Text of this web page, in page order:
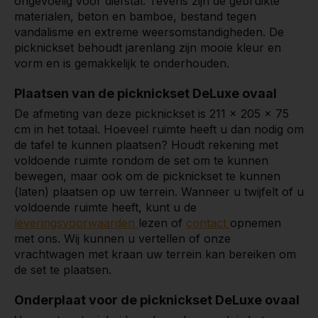
materialen, beton en bamboe, bestand tegen
vandalisme en extreme weersomstandigheden. De
picknickset behoudt jarenlang zijn mooie kleur en
vorm en is gemakkelijk te onderhouden.
Plaatsen van de picknickset DeLuxe ovaal
De afmeting van deze picknickset is 211 x 205 x 75
cm in het totaal. Hoeveel ruimte heeft u dan nodig om
de tafel te kunnen plaatsen? Houdt rekening met
voldoende ruimte rondom de set om te kunnen
bewegen, maar ook om de picknickset te kunnen
(laten) plaatsen op uw terrein. Wanneer u twijfelt of u
voldoende ruimte heeft, kunt u de
leveringsvoorwaarden lezen of contact opnemen
met ons. Wij kunnen u vertellen of onze
vrachtwagen met kraan uw terrein kan bereiken om
de set te plaatsen.
Onderplaat voor de picknickset DeLuxe ovaal